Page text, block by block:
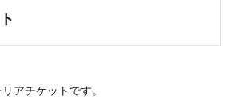
アチケットです。